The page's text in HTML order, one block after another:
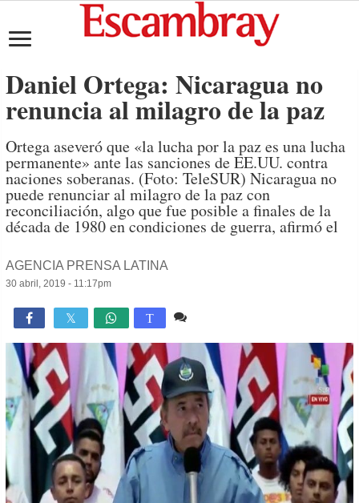
Daniel Ortega: Nicaragua no
renuncia al milagro de la paz
Ortega aseveró que «la lucha por la paz es una lucha
permanente» ante las sanciones de EE.UU. contra
naciones soberanas. (Foto: TeleSUR) Nicaragua no
puede renunciar al milagro de la paz con
reconciliación, algo que fue posible a finales de la
década de 1980 en condiciones de guerra, afirmó el
AGENCIA PRENSA LATINA
30 abril, 2019 - 11:17pm
 T